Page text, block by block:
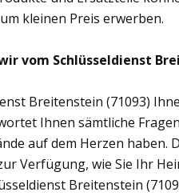
kleinen Preis erwerben.
vom Schlüsseldienst
Breitenstein (71093)
Ihnen sämtliche
auf dem Herzen haben.
Verfügung, wie Sie Ihr
Breitenstein